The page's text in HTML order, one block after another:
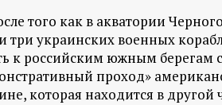
того как в акватории
три украинских военных
к российским южным берегам
проход»
которая находится в другой